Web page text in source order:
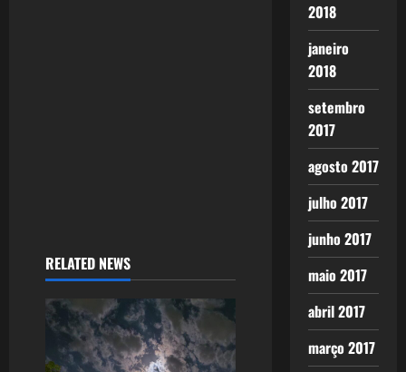
RELATED NEWS
2018
janeiro
2018
setembro
2017
agosto 2017
julho 2017
junho 2017
maio 2017
abril 2017
março 2017